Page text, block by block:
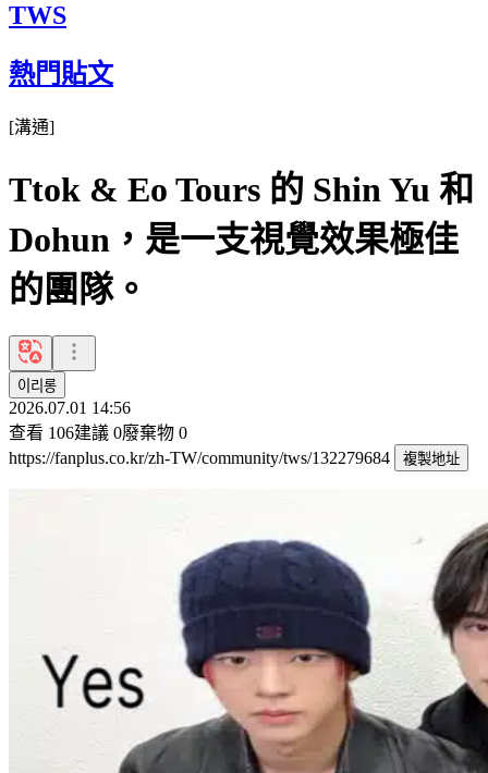
TWS
熱門貼文
[溝通]
Ttok & Eo Tours 的 Shin Yu 和
Dohun，是一支視覺效果極佳
的團隊。
이리롱
2026.07.01 14:56
查看 106建議 0廢棄物 0
https://fanplus.co.kr/zh-TW/community/tws/132279684
複製地址